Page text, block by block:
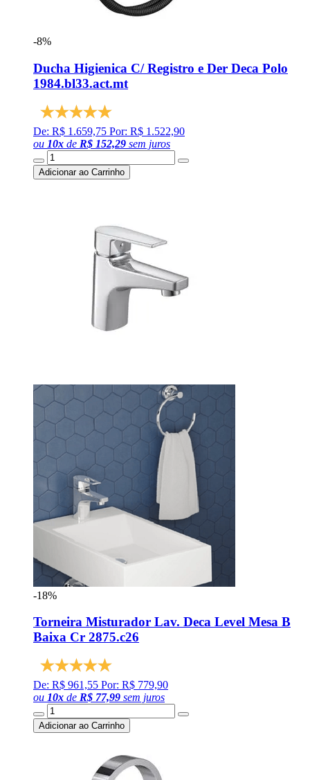
-8%
Ducha Higienica C/ Registro e Der Deca Polo
1984.bl33.act.mt
De: R$ 1.659,75 Por: R$ 1.522,90
ou 10x de R$ 152,29 sem juros
Adicionar ao Carrinho
-18%
Torneira Misturador Lav. Deca Level Mesa B
Baixa Cr 2875.c26
De: R$ 961,55 Por: R$ 779,90
ou 10x de R$ 77,99 sem juros
Adicionar ao Carrinho